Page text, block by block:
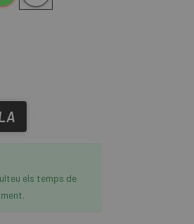
els temps de